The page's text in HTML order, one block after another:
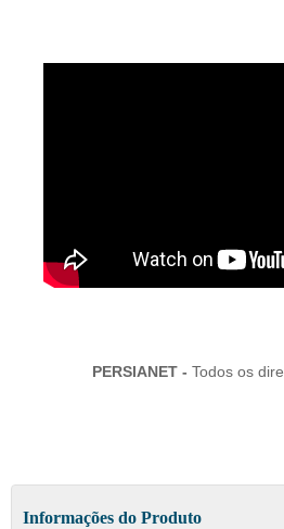
PERSIANET - Todos os
Informações do Produto